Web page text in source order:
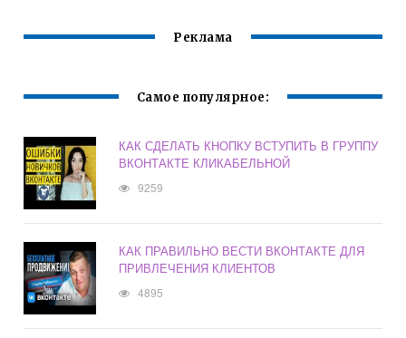
Реклама
Самое популярное:
КАК СДЕЛАТЬ КНОПКУ ВСТУПИТЬ В ГРУППУ
ВКОНТАКТЕ КЛИКАБЕЛЬНОЙ
9259
КАК ПРАВИЛЬНО ВЕСТИ ВКОНТАКТЕ ДЛЯ
ПРИВЛЕЧЕНИЯ КЛИЕНТОВ
4895